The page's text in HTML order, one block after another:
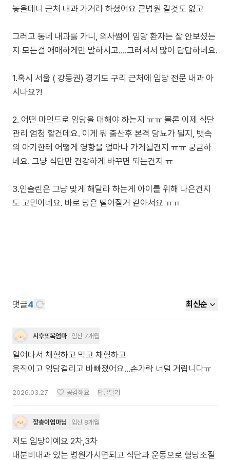
놓을테니 근처 내과 가거라 하셨어요 큰병원 갈것도 없고
그러고 동네 내과를 가니, 의사쌤이 임당 환자는 잘 안보셨는
지 모든걸 애매하게만 말하시고….그러셔서 많이 답답하네요.
1.혹시 서울 ( 강동권) 경기도 구리 근처에 임당 전문 내과 아
시나요?!
2. 어떤 마인드로 임당을 대해야 하는지 ㅠㅠ 물론 이제 식단
관리 엄청 할건데요. 이게 뭐 출산후 본격 당뇨가 될지, 뱃속
의 아기한테 어떻게 영향을 얼마나 가게될건지 ㅠㅠ 궁금하
네요. 그냥 식단만 건강하게 바꾸면 되는건지 ㅠ
3.인슐린은 그냥 맞게 해달라 하는게 아이를 위해 나은건지
도 고민이네요. 바로 당은 떨어질거 같아서요 ㅠㅠ
댓글4 최신순
시후또복엄마 임신 7개월
일어나서 채혈하고 먹고 채혈하고
움직이고 임당걸리고 바빠졌어요...손가락 너덜 거립니다ㅠ
2026.03.27 공감해요 답글달기
깡총이엄마님 임신 8개월
저도 임당이예요 2차,3차
내분비내과 있는 병원가시면되고 식단과 운동으로 혈당조절